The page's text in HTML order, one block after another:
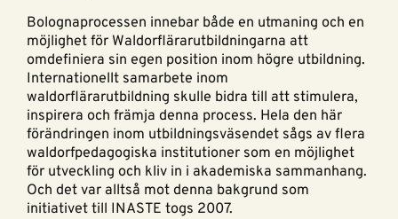
Bolognaprocessen innebar både en utmaning och en
möjlighet för Waldorflärarutbildningarna att
omdefiniera sin egen position inom högre utbildning.
Internationellt samarbete inom
waldorflärarutbildning skulle bidra till att stimulera,
inspirera och främja denna process. Hela den här
förändringen inom utbildningsväsendet sågs av flera
waldorfpedagogiska institutioner som en möjlighet
för utveckling och kliv in i akademiska sammanhang.
Och det var alltså mot denna bakgrund som
initiativet till INASTE togs 2007.